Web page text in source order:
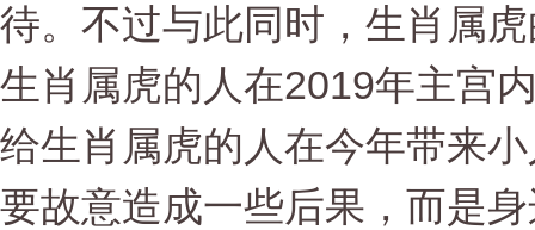
待。不过与此同时，生肖属
生肖属虎的人在2019年主宫
给生肖属虎的人在今年带来
要故意造成一些后果，而是